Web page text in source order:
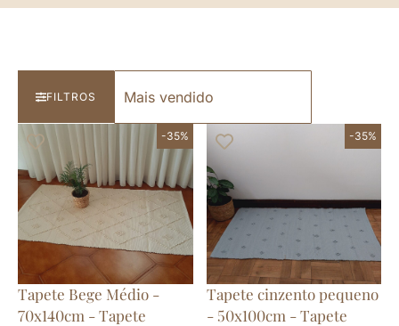
FILTROS
-35%
Tapete Bege Médio -
70x140cm - Tapete
-35%
Tapete cinzento pequeno
- 50x100cm - Tapete